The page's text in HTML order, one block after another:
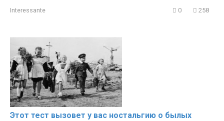
Interessante 0 258
Этот тест вызовет у вас ностальгию о былых